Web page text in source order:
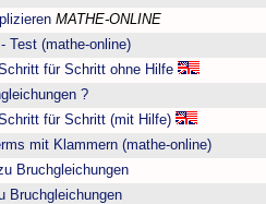
MATHE-ONLINE
Test (mathe-online)
für Schritt ohne Hilfe
?
für Schritt (mit Hilfe)
mit Klammern (mathe-online)
Bruchgleichungen
Bruchgleichungen